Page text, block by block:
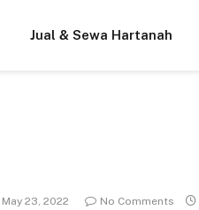
Jual & Sewa Hartanah
May 23, 2022 No Comments